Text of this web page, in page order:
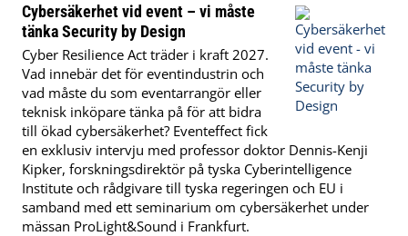
Cybersäkerhet vid event – vi måste
tänka Security by Design
Cyber Resilience Act träder i kraft 2027.
Vad innebär det för eventindustrin och
vad måste du som eventarrangör eller
teknisk inköpare tänka på för att bidra
till ökad cybersäkerhet? Eventeffect fick
en exklusiv intervju med professor doktor Dennis-Kenji
Kipker, forskningsdirektör på tyska Cyberintelligence
Institute och rådgivare till tyska regeringen och EU i
samband med ett seminarium om cybersäkerhet under
mässan ProLight&Sound i Frankfurt.